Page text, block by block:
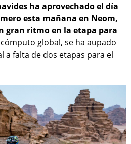
ha aprovechado el día
esta mañana en Neom,
gran ritmo en la etapa para
cómputo global, se ha aupado
a falta de dos etapas para el